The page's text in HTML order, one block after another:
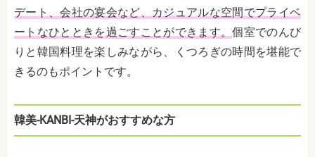
デート、会社の宴会など、カジュアルな空間でプライベ
ートなひとときを過ごすことができます。個室でのんび
りと韓国料理を楽しみながら、くつろぎの時間を堪能で
きるのもポイントです。
韓美-KANBI-天神がおすすめな方